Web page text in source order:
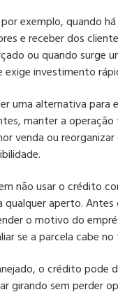
exemplo, quando
e receber dos
ou quando surge
exige investimento
uma alternativa para
manter a operação
venda ou
não usar o crédito
aperto.
o motivo do
se a parcela cabe
o crédito pode
girando sem perder